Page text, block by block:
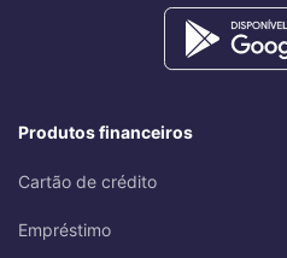
Produtos financeiros
Cartão de crédito
Empréstimo